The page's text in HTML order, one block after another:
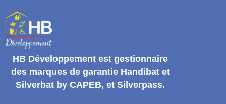
HB Développement est gestionnaire
des marques de garantie Handibat et
Silverbat by CAPEB, et Silverpass.